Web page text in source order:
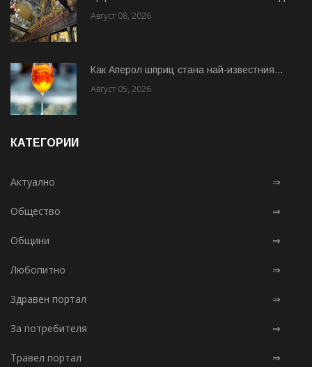
Август 08, 2026
Как Аперол шприц стана най-известния...
Август 05, 2026
КАТЕГОРИИ
Актуално ⇒
Общество ⇒
Общини ⇒
Любопитно ⇒
Здравен портал ⇒
За потребителя ⇒
Травел портал ⇒